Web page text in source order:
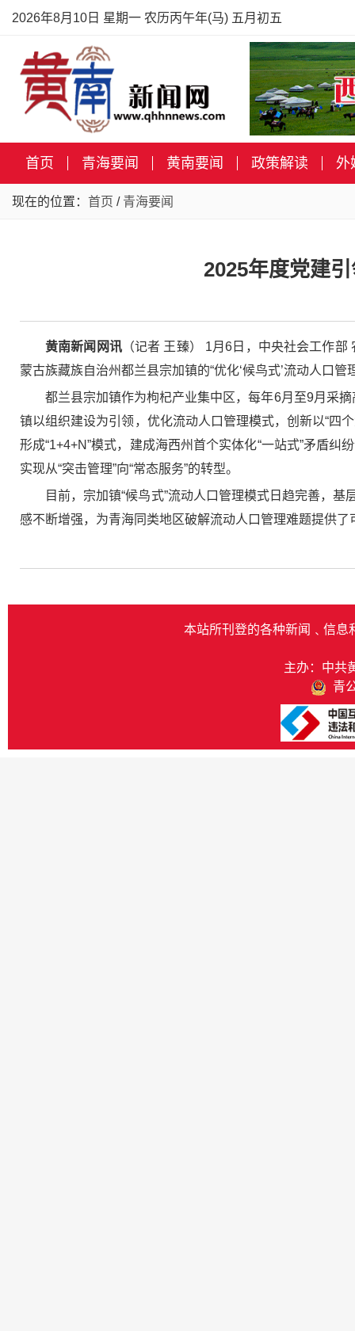
2026年8月10日 星期一 农历丙午年(马) 五月初五
首页 青海要闻 黄南要闻 政策解读 外
现在的位置： 首页 / 青海要闻
2025年度党建
黄南新闻网讯（记者 王臻） 1月6日，中央社会工作
蒙古族藏族自治州都兰县宗加镇的“优化‘候鸟式’流动人口
都兰县宗加镇作为枸杞产业集中区，每年6月至9月采
镇以组织建设为引领，优化流动人口管理模式，创新以“四
形成“1+4+N”模式，建成海西州首个实体化“一站式”矛盾
实现从“突击管理”向“常态服务”的转型。
目前，宗加镇“候鸟式”流动人口管理模式日趋完善，
感不断增强，为青海同类地区破解流动人口管理难题提供了
本站所刊登的各种新闻﹑信息
主办：中共
青